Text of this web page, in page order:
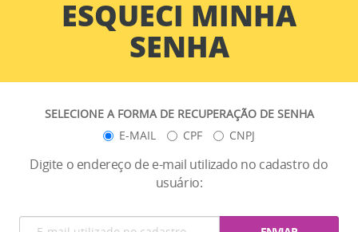
ESQUECI MINHA
SENHA
SELECIONE A FORMA DE RECUPERAÇÃO DE SENHA
E-MAIL
CPF CNPJ
Digite o endereço de e-mail utilizado no cadastro do
usuário: